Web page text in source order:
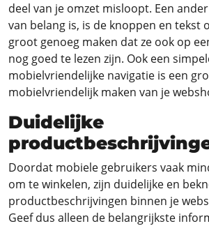
deel van je omzet misloopt. Een
van belang is, is de knoppen en tekst
groot genoeg maken dat ze ook op
nog goed te lezen zijn. Ook een
mobielvriendelijke navigatie is een
mobielvriendelijk maken van je
Duidelijke
Doordat mobiele gebruikers vaak
om te winkelen, zijn duidelijke en
productbeschrijvingen binnen je
Geef dus alleen de belangrijkste